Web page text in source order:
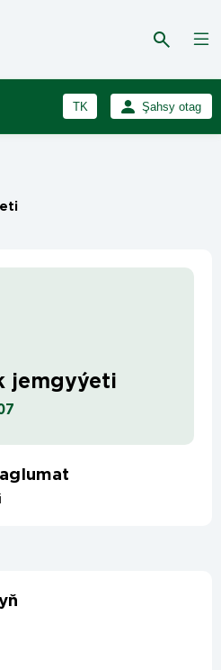
TK
RU
Şahsy otag
jemgyýeti